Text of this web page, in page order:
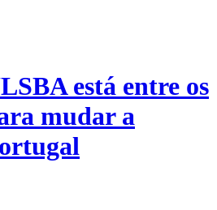
está entre os
mudar a